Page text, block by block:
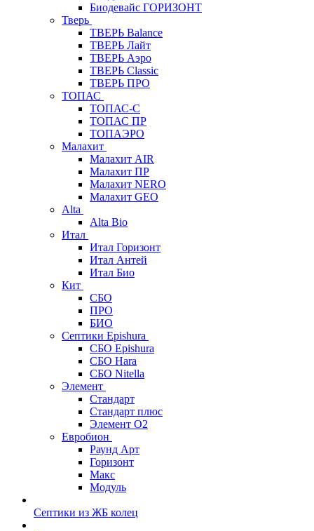
Биодевайс ГОРИЗОНТ
Тверь
ТВЕРЬ Balance
ТВЕРЬ Лайт
ТВЕРЬ Аэро
ТВЕРЬ Classic
ТВЕРЬ ПРО
ТОПАС
ТОПАС-С
ТОПАС ПР
ТОПАЭРО
Малахит
Малахит AIR
Малахит ПР
Малахит NERO
Малахит GEO
Alta
Alta Bio
Итал
Итал Горизонт
Итал Антей
Итал Био
Кит
СБО
ПРО
БИО
Септики Epishura
СБО Epishura
СБО Hara
СБО Nitella
Элемент
Стандарт
Стандарт плюс
Элемент О2
Евробион
Раунд Арт
Горизонт
Макс
Модуль
Септики из ЖБ колец